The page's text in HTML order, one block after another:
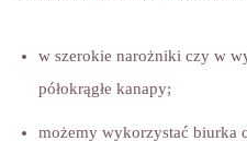
w szerokie narożniki czy w
półokrągłe kanapy;
możemy wykorzystać biurka